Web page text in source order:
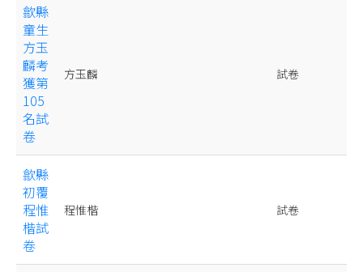
歙縣
童生
方玉
麟考
獲第
105
名試
卷
方玉麟 試卷
歙縣
初覆
程惟
楷試
卷
程惟楷 試卷